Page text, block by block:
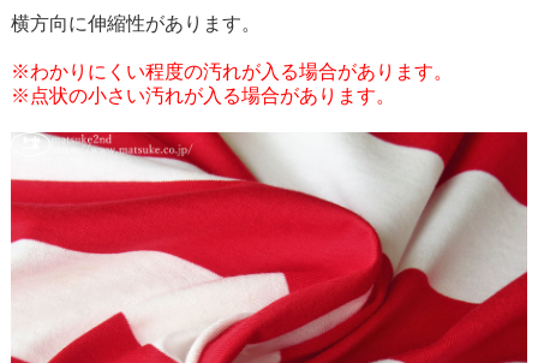
横方向に伸縮性があります。
※わかりにくい程度の汚れが入る場合があります。
※点状の小さい汚れが入る場合があります。